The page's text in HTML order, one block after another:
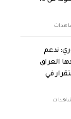
ندعم
العراق
في